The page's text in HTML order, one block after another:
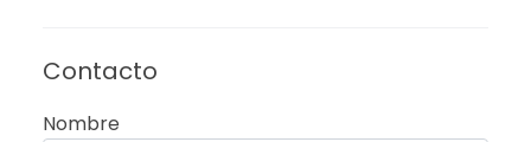
Contacto
Nombre